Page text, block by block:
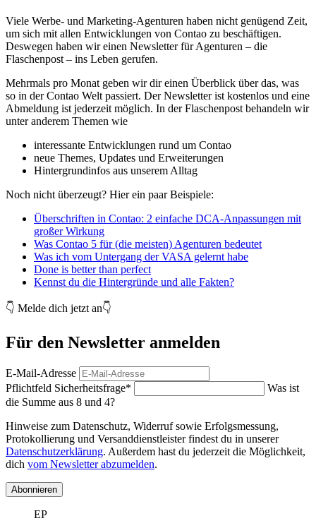
Viele Werbe- und Marketing-Agenturen haben nicht genügend Zeit,
um sich mit allen Entwicklungen von Contao zu beschäftigen.
Deswegen haben wir einen Newsletter für Agenturen – die
Flaschenpost – ins Leben gerufen.
Mehrmals pro Monat geben wir dir einen Überblick über das, was
so in der Contao Welt passiert. Der Newsletter ist kostenlos und eine
Abmeldung ist jederzeit möglich. In der Flaschenpost behandeln wir
unter anderem Themen wie
interessante Entwicklungen rund um Contao
neue Themes, Updates und Erweiterungen
Hintergrundinfos aus unserem Alltag
Noch nicht überzeugt? Hier ein paar Beispiele:
Überschriften in Contao: 2 einfache DCA-Anpassungen mit
großer Wirkung
Was Contao 5 für (die meisten) Agenturen bedeutet
Was ich vom Untergang der VASA gelernt habe
Done is better than perfect
Kennst du die Hintergründe und alle Fakten?
👇 Melde dich jetzt an👇
Für den Newsletter anmelden
E-Mail-Adresse
Pflichtfeld Sicherheitsfrage*
Was ist
die Summe aus 8 und 4?
Hinweise zum Datenschutz, Widerruf sowie Erfolgsmessung,
Protokollierung und Versanddienstleister findest du in unserer
Datenschutzerklärung. Außerdem hast du jederzeit die Möglichkeit,
dich vom Newsletter abzumelden.
Abonnieren
EP